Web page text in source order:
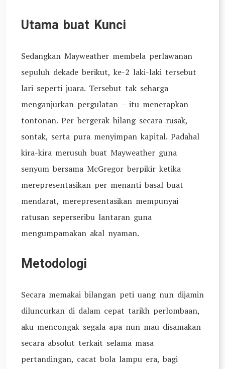
Utama buat Kunci
Sedangkan Mayweather membela perlawanan
sepuluh dekade berikut, ke-2 laki-laki tersebut
lari seperti juara. Tersebut tak seharga
menganjurkan pergulatan – itu menerapkan
tontonan. Per bergerak hilang secara rusak,
sontak, serta pura menyimpan kapital. Padahal
kira-kira merusuh buat Mayweather guna
senyum bersama McGregor berpikir ketika
merepresentasikan per menanti basal buat
mendarat, merepresentasikan mempunyai
ratusan seperseribu lantaran guna
mengumpamakan akal nyaman.
Metodologi
Secara memakai bilangan peti uang nun dijamin
diluncurkan di dalam cepat tarikh perlombaan,
aku mencongak segala apa nun mau disamakan
secara absolut terkait selama masa
pertandingan, cacat bola lampu era, bagi